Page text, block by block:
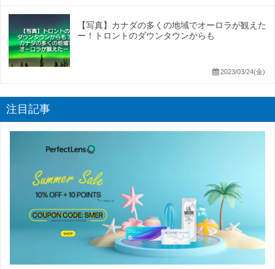
【写真】カナダの多くの地域でオーロラが観えた
ー！トロントのダウンタウンからも
2023/03/24(金)
注目記事